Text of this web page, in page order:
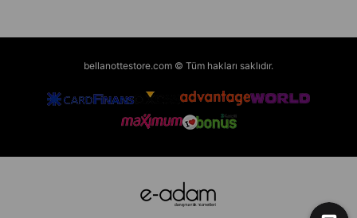
bellanottestore.com © Tüm hakları saklıdır.